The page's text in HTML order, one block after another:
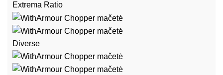
Extrema Ratio
Diverse